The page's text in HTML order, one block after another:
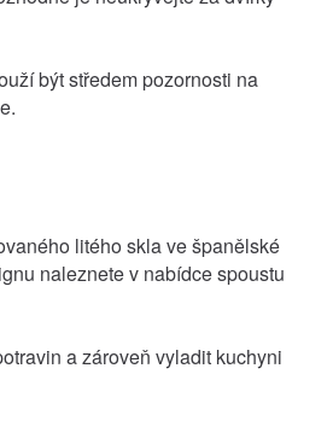
být středem pozornosti na
litého skla ve španělské
naleznete v nabídce spoustu
a zároveň vyladit kuchyni